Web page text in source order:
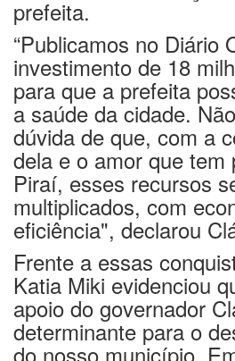
prefeita.
“Publicamos no Diário
investimento de 18
para que a prefeita
a saúde da cidade.
dúvida de que, com a
dela e o amor que tem
Piraí, esses recursos
multiplicados, com
eficiência", declarou
Frente a essas
Katia Miki evidenciou
apoio do governador
determinante para o
do nosso município.